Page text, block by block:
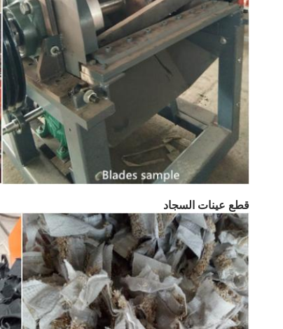
قطع عينات السجاد